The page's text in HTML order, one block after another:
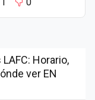
Horario,
ver EN